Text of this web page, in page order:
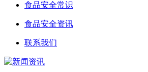
食品安全常识
食品安全资讯
联系我们